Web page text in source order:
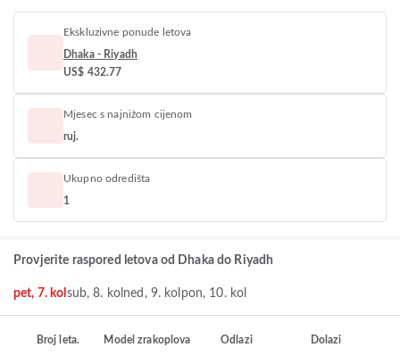
Ekskluzivne ponude letova
Dhaka - Riyadh
US$ 432.77
Mjesec s najnižom cijenom
ruj.
Ukupno odredišta
1
Provjerite raspored letova od Dhaka do Riyadh
pet, 7. kol sub, 8. kol ned, 9. kol pon, 10. kol
Broj leta. Model zrakoplova Odlazi Dolazi